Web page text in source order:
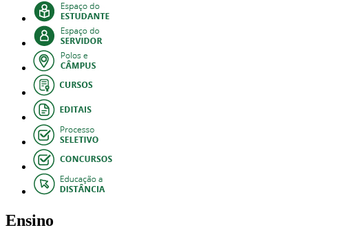
Ensino